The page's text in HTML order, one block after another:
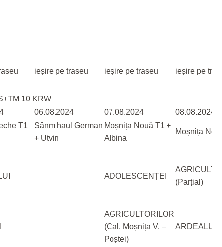
ieșire pe traseu ieșire pe traseu ieșire pe
10 KRW
06.08.2024 07.08.2024
08.08.2024
T1
Sânmihaul German
+ Utvin
Moșnița Nouă T1 +
Albina
Moșnița
ADOLESCENȚEI
(Parțial)
AGRICULTORILOR
(Cal. Moșnița V. –
Poștei)
ARDEALUL